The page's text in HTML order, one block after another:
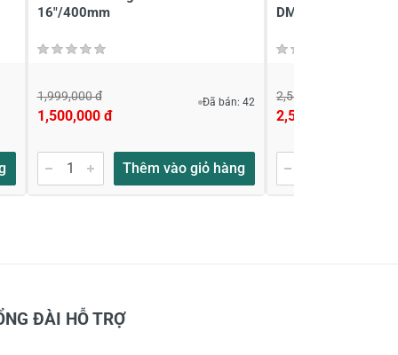
16"/400mm
1,999,000 đ
1,500,000 đ
Đã bán: 42
Thêm vào giỏ hàng
DMD044052
2,580,000 đ
2,528,000 đ
ĐÀI HỖ TRỢ